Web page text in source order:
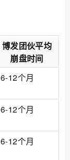
博发团伙平均
崩盘时间
6-12个月
6-12个月
6-12个月